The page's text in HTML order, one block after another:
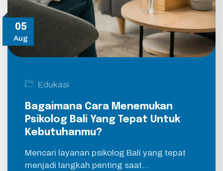
05
Aug
Edukasi
Bagaimana Cara Menemukan
Psikolog Bali Yang Tepat Untuk
Kebutuhanmu?
Mencari layanan psikolog Bali yang tepat
menjadi langkah penting saat…